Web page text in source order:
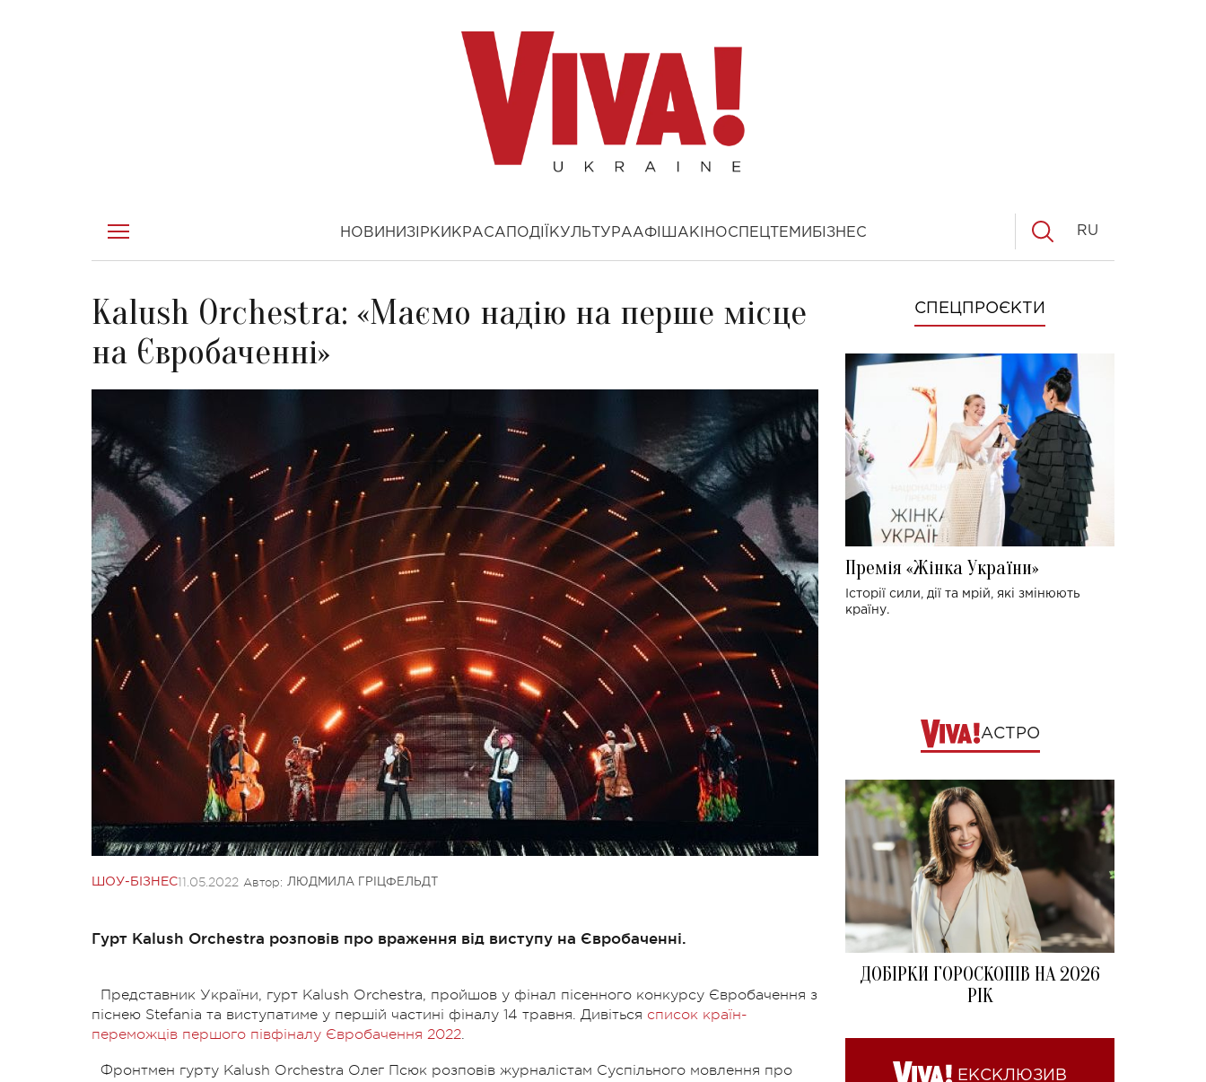
НОВИНИ ЗІРКИ КРАСА ПОДІЇ КУЛЬТУРААФІША КІНОСПЕЦТЕМИ БІЗНЕС RU
Kalush Orchestra: «Маємо надію на перше місце
на Євробаченні»
ШОУ-БІЗНЕС11.05.2022 Автор: ЛЮДМИЛА ГРІЦФЕЛЬДТ
Гурт Kalush Orchestra розповів про враження від виступу на Євробаченні.
Представник України, гурт Kalush Orchestra, пройшов у фінал пісенного конкурсу Євробачення з
піснею Stefania та виступатиме у першій частині фіналу 14 травня. Дивіться список країн-
переможців першого півфіналу Євробачення 2022.
Фронтмен гурту Kalush Orchestra Олег Псюк розповів журналістам Суспільного мовлення про
СПЕЦПРОЄКТИ
Премія «Жінка України»
Історії сили, дії та мрій, які змінюють
країну.
АСТРО
ДОБІРКИ ГОРОСКОПІВ НА 2026
РІК
ЕКСКЛЮЗИВ